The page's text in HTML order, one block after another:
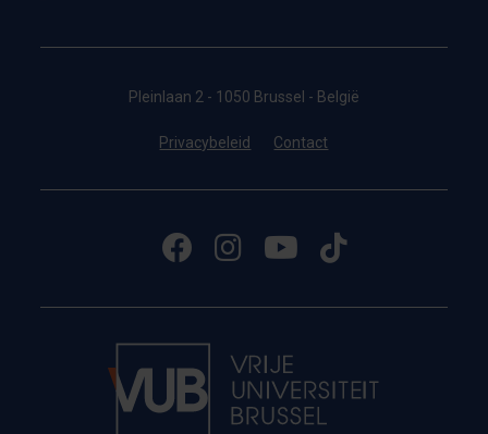
Pleinlaan 2 - 1050 Brussel - België
Privacybeleid Contact